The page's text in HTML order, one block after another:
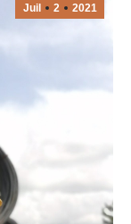
Juil 2 2021